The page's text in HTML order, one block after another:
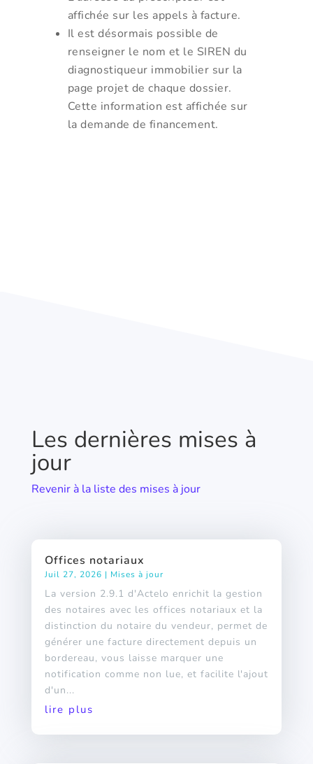
affichée sur les appels à facture.
Il est désormais possible de
renseigner le nom et le SIREN du
diagnostiqueur immobilier sur la
page projet de chaque dossier.
Cette information est affichée sur
la demande de financement.
Les dernières mises à
jour
Revenir à la liste des mises à jour
Offices notariaux
Juil 27, 2026 | Mises à jour
La version 2.9.1 d'Actelo enrichit la gestion
des notaires avec les offices notariaux et la
distinction du notaire du vendeur, permet de
générer une facture directement depuis un
bordereau, vous laisse marquer une
notification comme non lue, et facilite l'ajout
d'un...
lire plus